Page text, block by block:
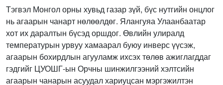
Тэгвэл Монгол орны хувьд газар зүй, бүс нутгийн онцлог
нь агаарын чанарт нөлөөлдөг. Ялангуяа Улаанбаатар
хот их даралтын бүсэд оршдог. Өвлийн улиралд
температурын урвуу хамаарал буюу инверс үүсэж,
агаарын бохирдлын агууламж ихсэх төлөв ажиглагддаг
гэдгийг ЦУОШГ-ын Орчны шинжилгээний хэлтсийн
агаарын чанарын асуудал хариуцсан мэргэжилтэн